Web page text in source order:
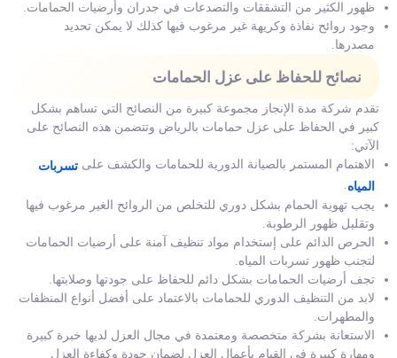
ظهور الكثير من التشققات والتصدعات في جدران وأرضيات الحمامات.
وجود روائح نفاذة وكريهة غير مرغوب فيها كذلك لا يمكن تحديد
مصدرها.
نصائح للحفاظ على عزل الحمامات
تقدم شركة مدة الإنجاز مجموعة كبيرة من النصائح التي تساهم بشكل
كبير في الحفاظ على عزل حمامات بالرياض وتتضمن هذه النصائح على
الآتي:
الاهتمام المستمر بالصيانة الدورية للحمامات والكشف على تسربات
المياه
يجب تهوية الحمام بشكل دوري للتخلص من الروائح الغير مرغوب فيها
وتقليل ظهور الرطوبة.
الحرص الدائم على إستخدام مواد تنظيف آمنة على أرضيات الحمامات
لتجنب ظهور تسربات المياه.
تجف أرضيات الحمامات بشكل دائم للحفاظ على جودتها وصلابتها.
لابد من التنظيف الدوري للحمامات بالاعتماد على أفضل أنواع المنظفات
والمطهرات.
الاستعانة بشركة متخصصة ومعتمدة في مجال العزل لديها خبرة كبيرة
ومهارة كبيرة في القيام بأعمال العزل لضمان جودة وكفاءة العزل